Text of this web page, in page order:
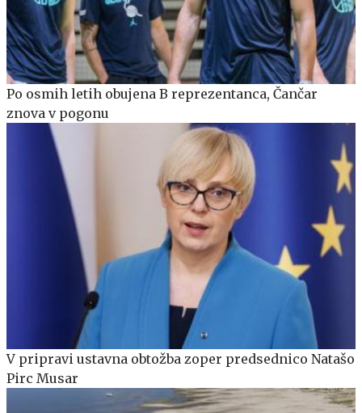
Po osmih letih obujena B reprezentanca, Čančar
znova v pogonu
V pripravi ustavna obtožba zoper predsednico Natašo
Pirc Musar